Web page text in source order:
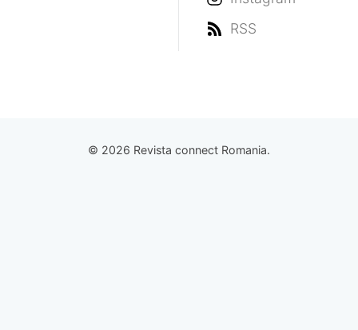
RSS
© 2026 Revista connect Romania.